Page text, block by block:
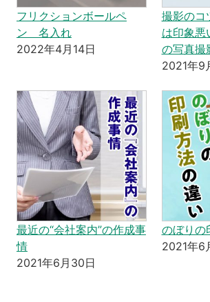
フリクションボールペ
ン 名入れ
2022年4月14日
撮影のコ
は印象悪
の写真撮
2021年9
最近の“会社案内”の作成事
情
2021年6月30日
のぼりの
2021年6